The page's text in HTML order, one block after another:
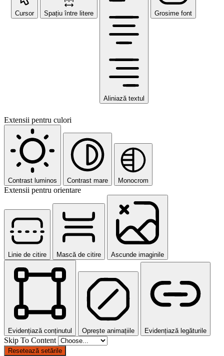
Cursor Spațiu între litere
Aliniază textul
Grosime font
Extensii pentru culori
Contrast luminos Contrast mare Monocrom
Extensii pentru orientare
Linie de citire Mască de citire Ascunde imaginile
Evidențiază conținutul Oprește animațiile Evidențiază legăturile
Skip To Content
Resetează setările